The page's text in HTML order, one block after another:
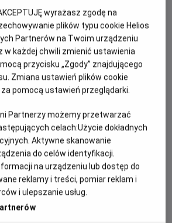
20:30
2D, napisy
POKAŻ KOLEJNE DNI
najnowszy horror Eliego Rotha, twórcy
„Cabin Fever” i „Thanksgiving”.
jego głowie ponad 20 lat, zanim w
w ramach nowej wytwórni
Horror Section. Prawa do
wyrażasz zgodę na
plików typu cookie Helios
Partnerów na Twoim urządzeniu
w każdej chwili zmienić ustawienia
przycisku „Zgody” znajdującego
Zmiana ustawień plików cookie
pomocą ustawień przeglądarki.
Partnerzy możemy przetwarzać
celach:Użycie dokładnych
Aktywne skanowanie
do celów identyfikacji.
na urządzeniu lub dostęp do
reklamy i treści, pomiar reklam i
i ulepszanie usług.